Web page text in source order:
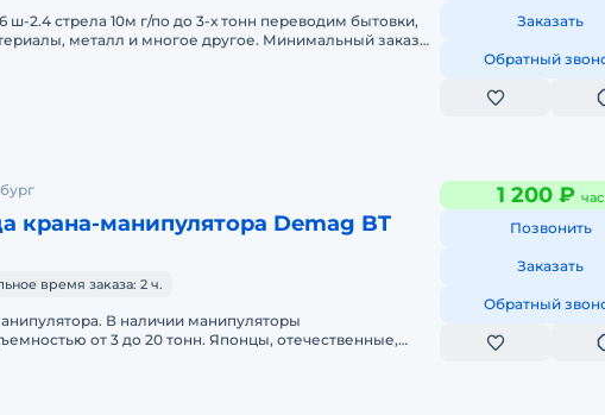
ш-2.4 стрела 10м г/по до 3-х тонн переводим бытовки,
металл и многое другое. Минимальный заказ
Заказать
Обратный
крана-манипулятора Demag BT
время заказа: 2 ч.
В наличии манипуляторы
от 3 до 20 тонн. Японцы, отечественные,
1 200 ₽ час
Позвонить
Заказать
Обратный